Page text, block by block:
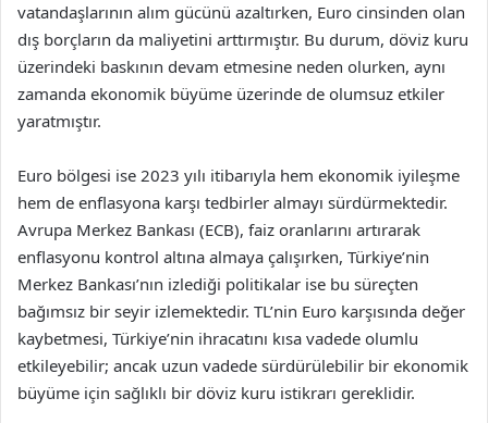
vatandaşlarının alım gücünü azaltırken, Euro cinsinden olan
dış borçların da maliyetini arttırmıştır. Bu durum, döviz kuru
üzerindeki baskının devam etmesine neden olurken, aynı
zamanda ekonomik büyüme üzerinde de olumsuz etkiler
yaratmıştır.
Euro bölgesi ise 2023 yılı itibarıyla hem ekonomik iyileşme
hem de enflasyona karşı tedbirler almayı sürdürmektedir.
Avrupa Merkez Bankası (ECB), faiz oranlarını artırarak
enflasyonu kontrol altına almaya çalışırken, Türkiye’nin
Merkez Bankası’nın izlediği politikalar ise bu süreçten
bağımsız bir seyir izlemektedir. TL’nin Euro karşısında değer
kaybetmesi, Türkiye’nin ihracatını kısa vadede olumlu
etkileyebilir; ancak uzun vadede sürdürülebilir bir ekonomik
büyüme için sağlıklı bir döviz kuru istikrarı gereklidir.